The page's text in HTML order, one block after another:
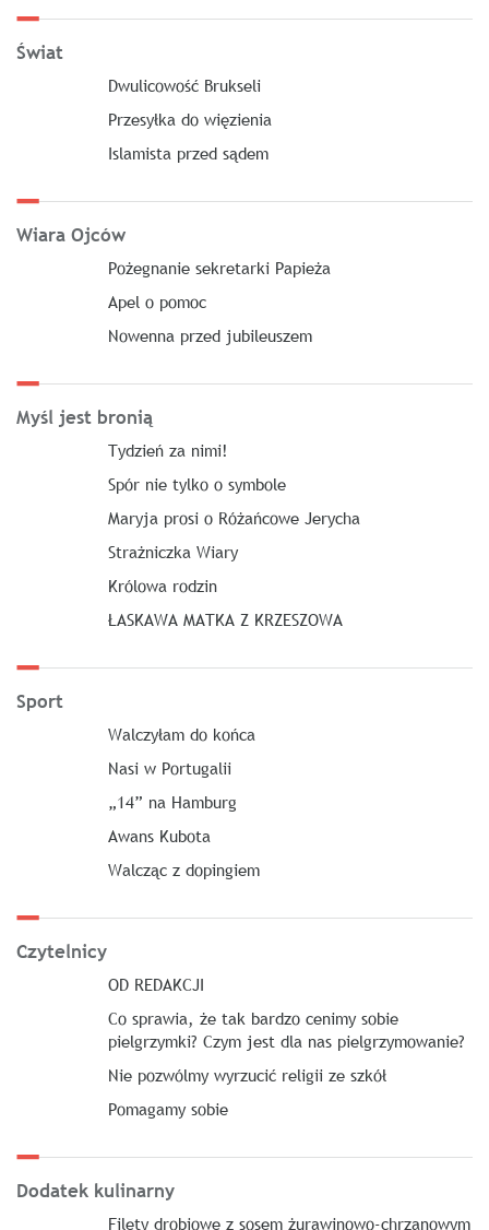
Świat
Dwulicowość Brukseli
Przesyłka do więzienia
Islamista przed sądem
Wiara Ojców
Pożegnanie sekretarki Papieża
Apel o pomoc
Nowenna przed jubileuszem
Myśl jest bronią
Tydzień za nimi!
Spór nie tylko o symbole
Maryja prosi o Różańcowe Jerycha
Strażniczka Wiary
Królowa rodzin
ŁASKAWA MATKA Z KRZESZOWA
Sport
Walczyłam do końca
Nasi w Portugalii
„14” na Hamburg
Awans Kubota
Walcząc z dopingiem
Czytelnicy
OD REDAKCJI
Co sprawia, że tak bardzo cenimy sobie
pielgrzymki? Czym jest dla nas pielgrzymowanie?
Nie pozwólmy wyrzucić religii ze szkół
Pomagamy sobie
Dodatek kulinarny
Filety drobiowe z sosem żurawinowo-chrzanowym